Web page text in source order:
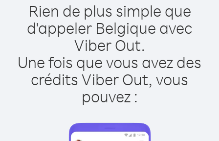
Rien de plus simple que
d'appeler Belgique avec
Viber Out.
Une fois que vous avez des
crédits Viber Out, vous
pouvez :